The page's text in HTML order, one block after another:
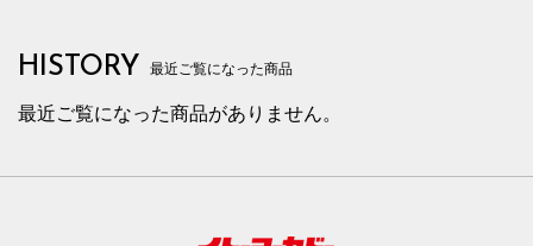
HISTORY 最近ご覧になった商品
最近ご覧になった商品がありません。